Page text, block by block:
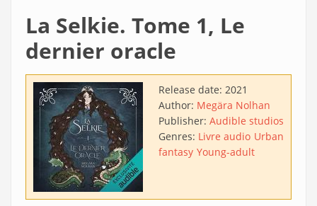
La Selkie. Tome 1, Le
dernier oracle
Release date: 2021
Author: Megära Nolhan
Publisher: Audible studios
Genres: Livre audio Urban
fantasy Young-adult